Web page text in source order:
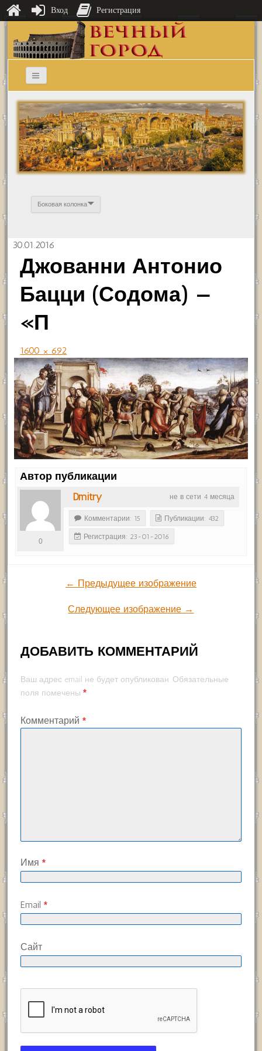
Боковая колонка
30.01.2016
Джованни Антонио
Бацци (Содома) —
«П
1600 × 692
Автор публикации
не в сети 4 месяца
Dmitry
0
Комментарии: 15 Публикации: 432
Регистрация: 23-01-2016
← Предыдущее изображение
Следующее изображение →
ДОБАВИТЬ КОММЕНТАРИЙ
Ваш адрес email не будет опубликован. Обязательные
поля помечены *
Комментарий *
Имя *
Email *
Сайт
Вход Регистрация